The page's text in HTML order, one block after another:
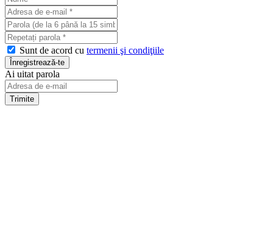
Sunt de acord cu termenii şi condiţiile
Ai uitat parola